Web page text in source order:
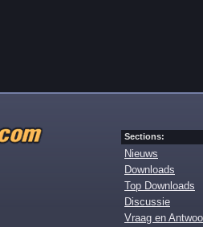
Sections:
Nieuws
Downloads
Top Downloads
Discussie
Vraag en